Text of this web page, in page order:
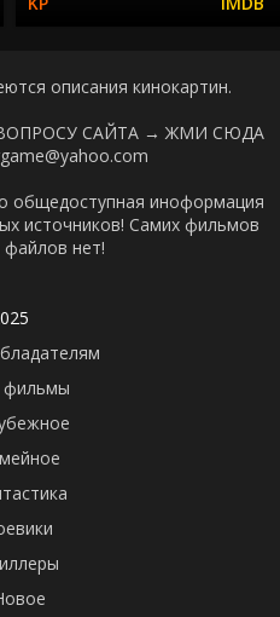
описания кинокартин.
САЙТА → ЖМИ СЮДА
общедоступная иноформация
источников! Самих фильмов
нет!
фильмы